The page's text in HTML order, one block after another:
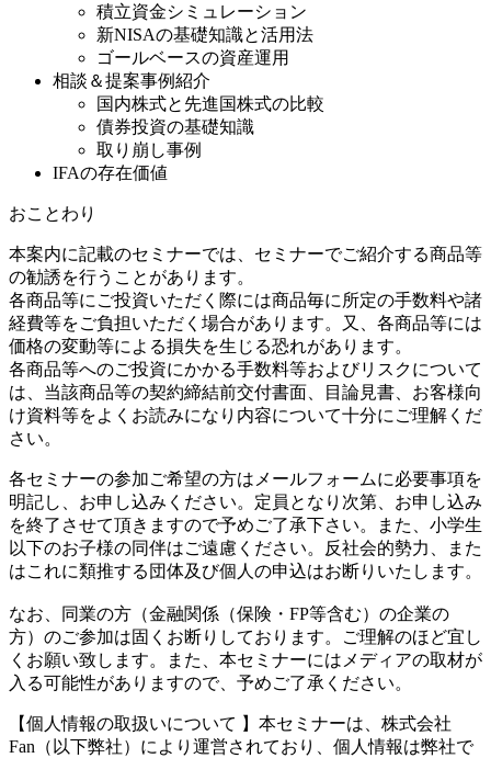
積立資金シミュレーション
新NISAの基礎知識と活用法
ゴールベースの資産運用
相談＆提案事例紹介
国内株式と先進国株式の比較
債券投資の基礎知識
取り崩し事例
IFAの存在価値
おことわり
本案内に記載のセミナーでは、セミナーでご紹介する商品等
の勧誘を行うことがあります。
各商品等にご投資いただく際には商品毎に所定の手数料や諸
経費等をご負担いただく場合があります。又、各商品等には
価格の変動等による損失を生じる恐れがあります。
各商品等へのご投資にかかる手数料等およびリスクについて
は、当該商品等の契約締結前交付書面、目論見書、お客様向
け資料等をよくお読みになり内容について十分にご理解くだ
さい。
各セミナーの参加ご希望の方はメールフォームに必要事項を
明記し、お申し込みください。定員となり次第、お申し込み
を終了させて頂きますので予めご了承下さい。また、小学生
以下のお子様の同伴はご遠慮ください。反社会的勢力、また
はこれに類推する団体及び個人の申込はお断りいたします。
なお、同業の方（金融関係（保険・FP等含む）の企業の
方）のご参加は固くお断りしております。ご理解のほど宜し
くお願い致します。また、本セミナーにはメディアの取材が
入る可能性がありますので、予めご了承ください。
【個人情報の取扱いについて 】本セミナーは、株式会社
Fan（以下弊社）により運営されており、個人情報は弊社で